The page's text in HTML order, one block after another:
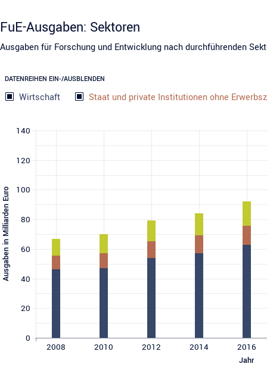
FuE-Ausgaben: Sektoren
Ausgaben für Forschung und Entwicklung nach durchführenden
DATENREIHEN EIN-/AUSBLENDEN
Wirtschaft Staat und private Institutionen ohne
2008 2010 2012 2014 2016
Jahr
0
20
40
60
80
100
120
140
Ausgaben in Milliarden Euro